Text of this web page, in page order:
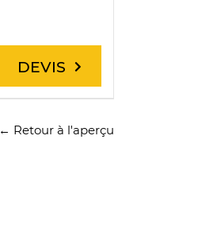
DEVIS
← Retour à l'aperçu